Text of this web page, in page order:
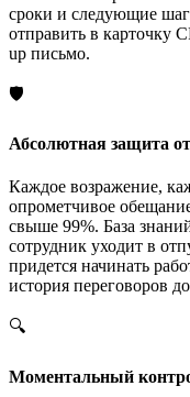
сроки и следующие
отправить в карточку
up письмо.
🛡️
Абсолютная защита
Каждое возражение,
опрометчивое
свыше 99%. База
сотрудник уходит в
придется начинать
история переговоров
🔍
Моментальный